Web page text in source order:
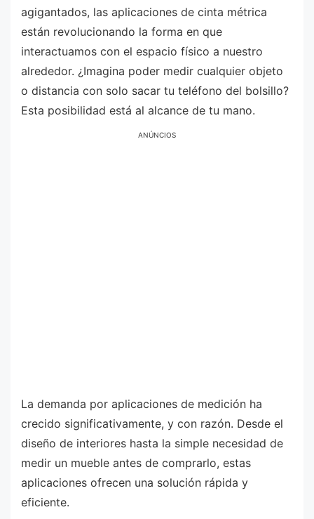
agigantados, las aplicaciones de cinta métrica
están revolucionando la forma en que
interactuamos con el espacio físico a nuestro
alrededor. ¿Imagina poder medir cualquier objeto
o distancia con solo sacar tu teléfono del bolsillo?
Esta posibilidad está al alcance de tu mano.
ANÚNCIOS
La demanda por aplicaciones de medición ha
crecido significativamente, y con razón. Desde el
diseño de interiores hasta la simple necesidad de
medir un mueble antes de comprarlo, estas
aplicaciones ofrecen una solución rápida y
eficiente.